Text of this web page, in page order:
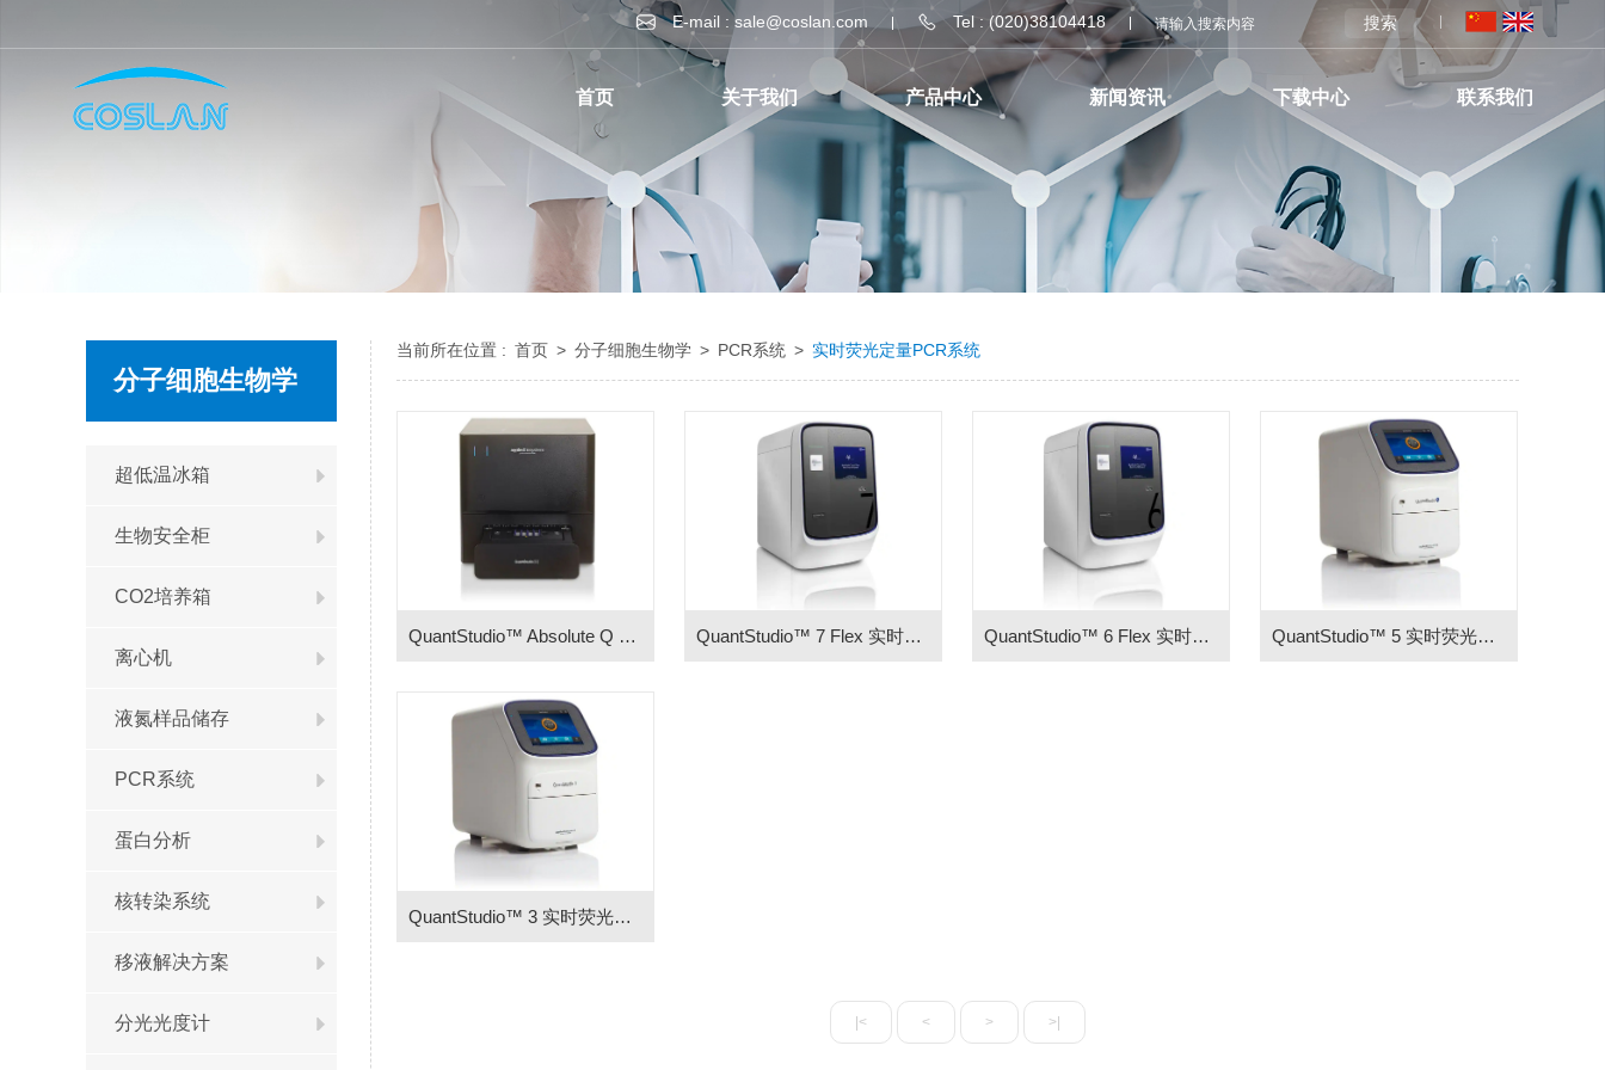
搜索
E-mail : sale@coslan.com Tel : (020)38104418
首页 关于我们 产品中心 新闻资讯 下载中心 联系我们
分子细胞生物学
超低温冰箱
生物安全柜
CO2培养箱
离心机
液氮样品储存
PCR系统
蛋白分析
核转染系统
移液解决方案
分光光度计
当前所在位置 : 首页 > 分子细胞生物学 > PCR系统 > 实时荧光定量PCR系统
QuantStudio™ Absolute Q 实时荧光定量 PCR仪 QuantStudio™ 7 Flex 实时荧光定量 PCR仪 QuantStudio™ 6 Flex 实时荧光定量 PCR仪 QuantStudio™ 5 实时荧光定量PCR仪
QuantStudio™ 3 实时荧光定量PCR仪
|< < > >|